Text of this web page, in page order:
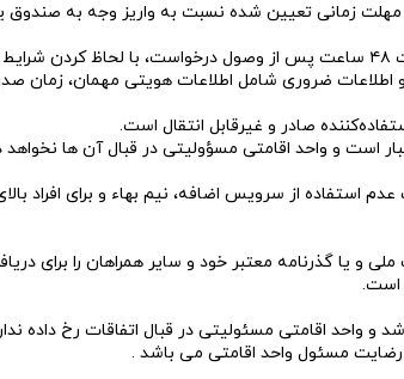
زمانی تعیین شده نسبت به واریز وجه به صندوق
اطلاعات ضروری شامل اطلاعات هویتی مهمان، زمان
صادر و غیرقابل انتقال است.
است و واحد اقامتی مسؤولیتی در قبال آن ها
و یا گذرنامه معتبر خود و سایر همراهان را برای
است.
واحد اقامتی مسئولیتی در قبال اتفاقات رخ داده
مسئول واحد اقامتی می باشد .